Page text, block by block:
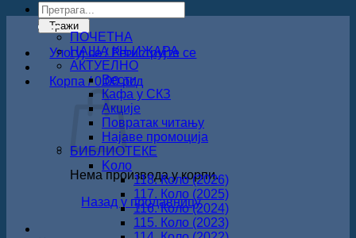
Products
search
Тражи
Улогуј се / Региструјте се
Корпа /0.00рсд
Нема производа у корпи.
Назад у продавницу
ПОЧЕТНА
НАША КЊИЖАРА
АКТУЕЛНО
Вести
Кафа у СКЗ
Акције
Повратак читању
Најаве промоција
БИБЛИОТЕКЕ
Koло
118. Коло (2026)
117. Коло (2025)
116. Коло (2024)
115. Коло (2023)